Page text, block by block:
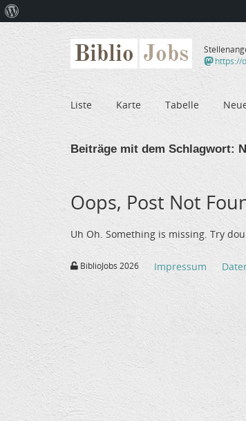
Biblio Jobs
https://
Liste Karte Tabelle
Beiträge mit dem Schlagwort:
Oops, Post Not
Uh Oh. Something is missing. Try
BiblioJobs 2026 Impressum
WordPress